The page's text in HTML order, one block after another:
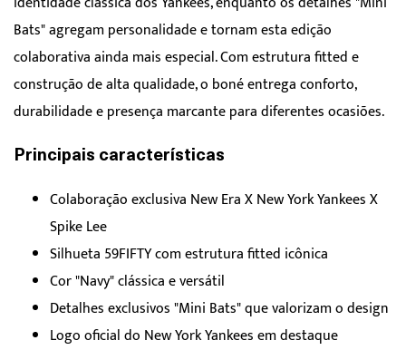
Bats" agregam personalidade e tornam esta edição
colaborativa ainda mais especial. Com estrutura fitted e
construção de alta qualidade, o boné entrega conforto,
durabilidade e presença marcante para diferentes ocasiões.
Principais características
Colaboração exclusiva New Era X New York Yankees X
Spike Lee
Silhueta 59FIFTY com estrutura fitted icônica
Cor "Navy" clássica e versátil
Detalhes exclusivos "Mini Bats" que valorizam o design
Logo oficial do New York Yankees em destaque